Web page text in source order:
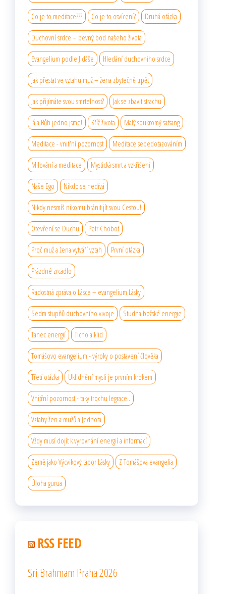
Co je to meditace??? Co je to osvícení? Druhá otázka
Duchovní srdce – pevný bod našeho života
Evangelium podle Jidáše Hledání duchovního srdce
Jak přestat ve vztahu muž – žena zbytečně trpět
Jak přijímáte svou smrtelnost? Jak se zbavit strachu
Já a Bůh jedno jsme! Kříž života Malý soukromý satsang
Meditace - vnitřní pozornost Meditace sebedotazováním
Milování a meditace Mystická smrt a vzkříšení
Naše Ego Nikdo se nedívá
Nikdy nesmíš nikomu bránit jít svou Cestou!
Otevření se Duchu Petr Chobot
Proč muž a žena vytváří vztah První otázka
Prázdné zrcadlo
Radostná zpráva o Lásce – evangelium Lásky
Sedm stupňů duchovního vıvoje Studna božské energie
Tanec energií Ticho a klid
Tomášovo evangelium - výroky o postavení člověka
Třetí otázka Uklidnění mysli je prvním krokem
Vnitřní pozornost - taky trochu legrace..
Vztahy žen a mužů a Jednota
Vždy musí dojít k vyrovnání energií a informací
Země jako Výcvikový tábor Lásky Z Tomášova evangelia
Úloha gurua
RSS FEED
Sri Brahmam Praha 2026